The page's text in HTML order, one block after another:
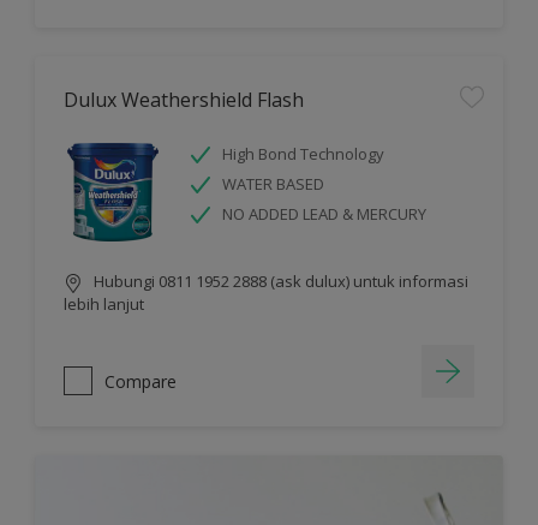
Dulux Weathershield Flash
High Bond Technology
WATER BASED
NO ADDED LEAD & MERCURY
Hubungi 0811 1952 2888 (ask dulux) untuk informasi
lebih lanjut
Compare